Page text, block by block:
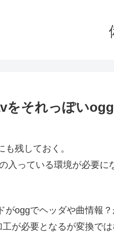
それっぽい
残しておく。
入っている環境が必要に
がoggでヘッダや曲情報
が必要となるが変換で